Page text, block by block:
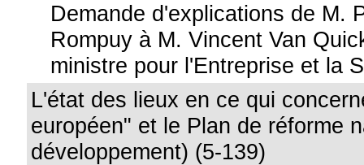
Demande d'explications de M.
Rompuy à M. Vincent Van
ministre pour l'Entreprise et la
L'état des lieux en ce qui
européen" et le Plan de réforme
développement) (5-139)